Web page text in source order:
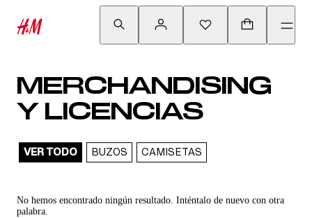
MERCHANDISING
Y LICENCIAS
VER TODO BUZOS CAMISETAS
No hemos encontrado ningún resultado. Inténtalo de nuevo con otra
palabra.